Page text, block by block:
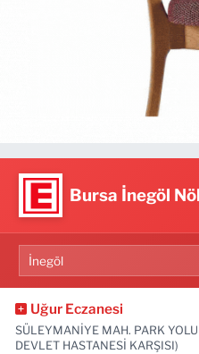
Bursa İnegöl
Uğur Eczanesi
SÜLEYMANİYE MAH. PARK
DEVLET HASTANESİ KARŞISI)